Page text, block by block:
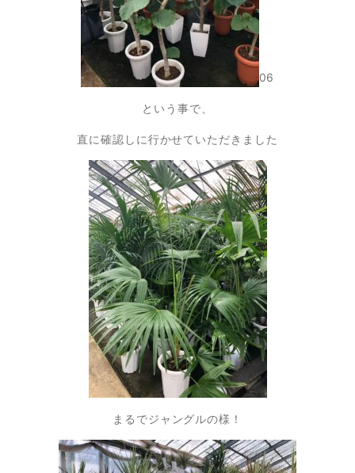
06
という事で、
直に確認しに行かせていただきました
まるでジャングルの様！